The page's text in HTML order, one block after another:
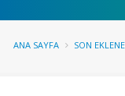
ANA SAYFA SON